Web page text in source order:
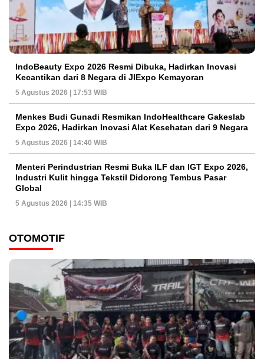
IndoBeauty Expo 2026 Resmi Dibuka, Hadirkan Inovasi
Kecantikan dari 8 Negara di JIExpo Kemayoran
5 Agustus 2026 | 17:53 WIB
Menkes Budi Gunadi Resmikan IndoHealthcare Gakeslab
Expo 2026, Hadirkan Inovasi Alat Kesehatan dari 9 Negara
5 Agustus 2026 | 14:40 WIB
Menteri Perindustrian Resmi Buka ILF dan IGT Expo 2026,
Industri Kulit hingga Tekstil Didorong Tembus Pasar
Global
5 Agustus 2026 | 14:35 WIB
OTOMOTIF